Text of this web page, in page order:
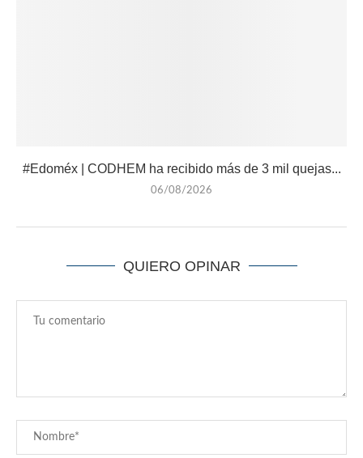
#Edoméx | CODHEM ha recibido más de 3 mil quejas...
06/08/2026
QUIERO OPINAR